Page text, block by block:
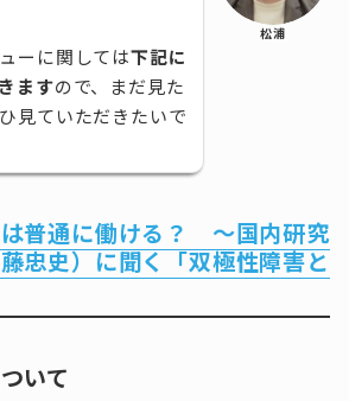
ーに関しては下記に
ますので、まだ見た
見ていただきたいで
松浦
普通に働ける？ ～国内研究
忠史）に聞く「双極性障害と
いて